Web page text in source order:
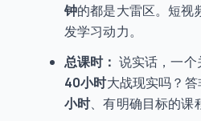
钟的都是大雷区。短视
发学习动力。
总课时： 说实话，一个
40小时大战现实吗？
小时、有明确目标的课